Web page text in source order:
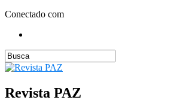
Conectado com
Revista PAZ